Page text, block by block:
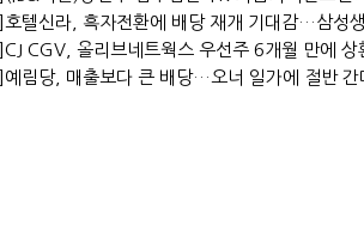
]CJ CGV, 올리브네트웍스 우선주 6개월 만에
]예림당, 매출보다 큰 배당…오너 일가에 절반 간